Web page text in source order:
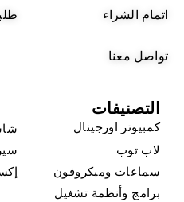
اتمام الشراء
تواصل معنا
التصنيفات
كمبيوتر اورجينال
لاب توب
سماعات وميكروفون
برامج وأنظمة تشغيل